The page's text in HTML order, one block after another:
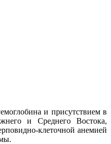
и присутствием в
и Среднего Востока,
клеточной анемией